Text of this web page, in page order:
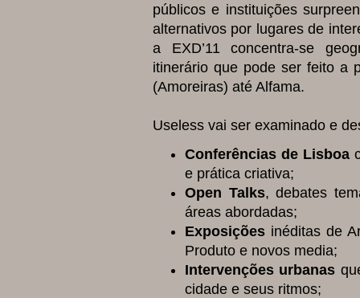
públicos e instituições
alternativos por lugares de
a EXD’11 concentra-se
itinerário que pode ser feito a
(Amoreiras) até Alfama.
Useless vai ser examinado e
Conferências de Lisboa
e prática criativa;
Open Talks, debates
áreas abordadas;
Exposições inéditas de
Produto e novos media;
Intervenções urbanas
cidade e seus ritmos;